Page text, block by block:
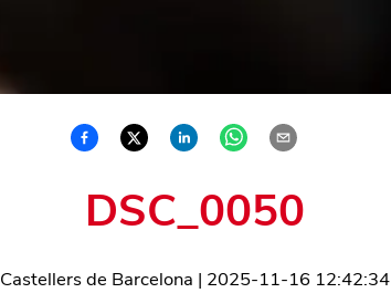
DSC_0050
Castellers de Barcelona | 2025-11-16 12:42:34